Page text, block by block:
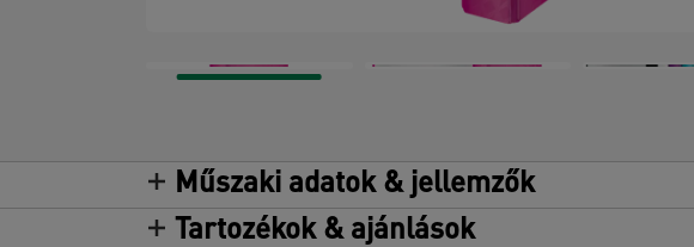
Műszaki adatok & jellemzők
Tartozékok & ajánlások